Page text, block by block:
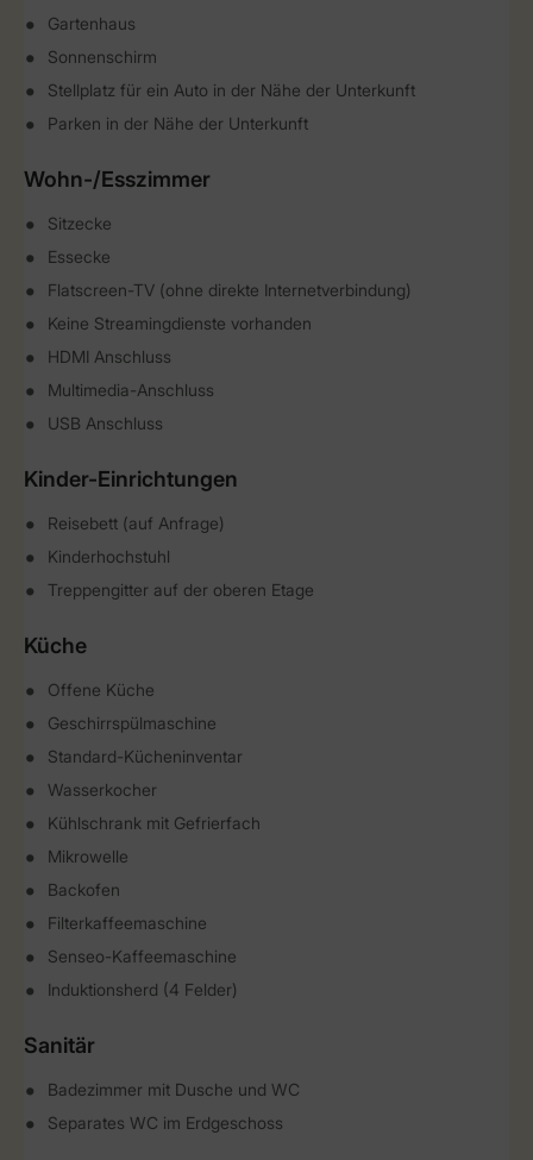
Gartenhaus
Sonnenschirm
Stellplatz für ein Auto in der Nähe der Unterkunft
Parken in der Nähe der Unterkunft
Wohn-/Esszimmer
Sitzecke
Essecke
Flatscreen-TV (ohne direkte Internetverbindung)
Keine Streamingdienste vorhanden
HDMI Anschluss
Multimedia-Anschluss
USB Anschluss
Kinder-Einrichtungen
Reisebett (auf Anfrage)
Kinderhochstuhl
Treppengitter auf der oberen Etage
Küche
Offene Küche
Geschirrspülmaschine
Standard-Kücheninventar
Wasserkocher
Kühlschrank mit Gefrierfach
Mikrowelle
Backofen
Filterkaffeemaschine
Senseo-Kaffeemaschine
Induktionsherd (4 Felder)
Sanitär
Badezimmer mit Dusche und WC
Separates WC im Erdgeschoss